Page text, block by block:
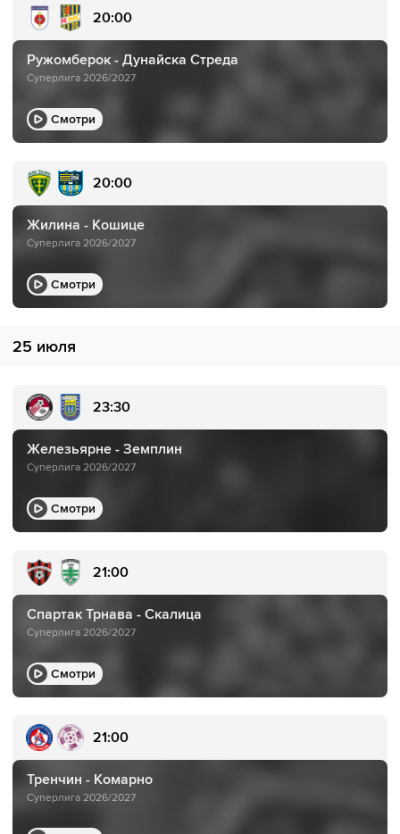
20:00
Ружомберок - Дунайска Стреда
Суперлига 2026/2027
Смотри
20:00
Жилина - Кошице
Суперлига 2026/2027
Смотри
25 июля
23:30
Железьярне - Земплин
Суперлига 2026/2027
Смотри
21:00
Спартак Трнава - Скалица
Суперлига 2026/2027
Смотри
21:00
Тренчин - Комарно
Суперлига 2026/2027